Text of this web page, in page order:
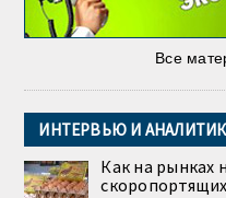
Все
ИНТЕРВЬЮ И
Как на рынках